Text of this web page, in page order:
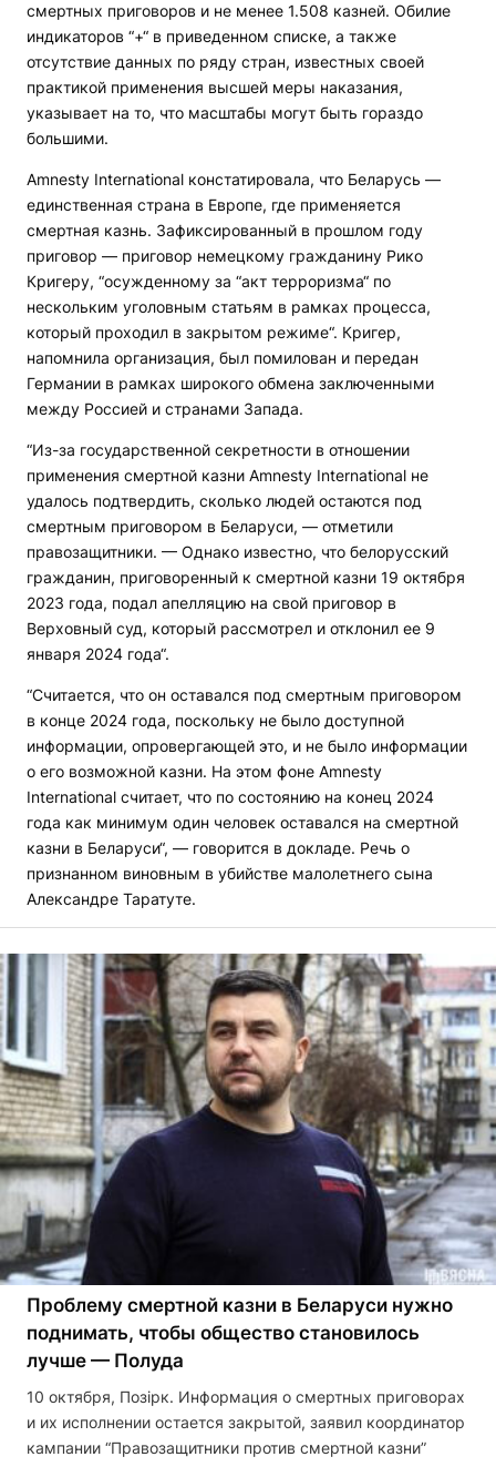
смертных приговоров и не менее 1.508 казней. Обилие
индикаторов “+“ в приведенном списке, а также
отсутствие данных по ряду стран, известных своей
практикой применения высшей меры наказания,
указывает на то, что масштабы могут быть гораздо
большими.
Amnesty International констатировала, что Беларусь —
единственная страна в Европе, где применяется
смертная казнь. Зафиксированный в прошлом году
приговор — приговор немецкому гражданину Рико
Кригеру, “осужденному за “акт терроризма“ по
нескольким уголовным статьям в рамках процесса,
который проходил в закрытом режиме“. Кригер,
напомнила организация, был помилован и передан
Германии в рамках широкого обмена заключенными
между Россией и странами Запада.
“Из-за государственной секретности в отношении
применения смертной казни Amnesty International не
удалось подтвердить, сколько людей остаются под
смертным приговором в Беларуси, — отметили
правозащитники. — Однако известно, что белорусский
гражданин, приговоренный к смертной казни 19 октября
2023 года, подал апелляцию на свой приговор в
Верховный суд, который рассмотрел и отклонил ее 9
января 2024 года“.
“Считается, что он оставался под смертным приговором
в конце 2024 года, поскольку не было доступной
информации, опровергающей это, и не было информации
о его возможной казни. На этом фоне Amnesty
International считает, что по состоянию на конец 2024
года как минимум один человек оставался на смертной
казни в Беларуси“, — говорится в докладе. Речь о
признанном виновным в убийстве малолетнего сына
Александре Таратуте.
Проблему смертной казни в Беларуси нужно
поднимать, чтобы общество становилось
лучше — Полуда
10 октября, Позірк. Информация о смертных приговорах
и их исполнении остается закрытой, заявил координатор
кампании “Правозащитники против смертной казни”